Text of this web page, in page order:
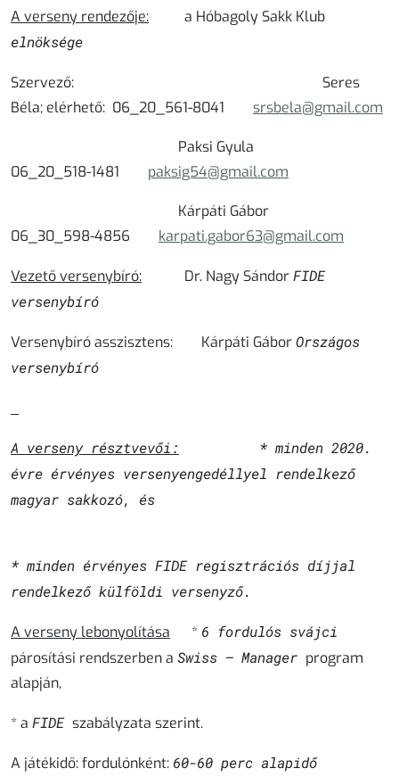
A verseny rendezője:
a Hóbagoly Sakk Klub
elnöksége
Szervező:
Seres
Béla; elérhető: 06_20_561-8041 srsbela@gmail.com
Paksi Gyula
06_20_518-1481 paksig54@gmail.com
Kárpáti Gábor
06_30_598-4856 karpati.gabor63@gmail.com
Vezető versenybíró: Dr. Nagy Sándor FIDE
versenybíró
Versenybíró asszisztens: Kárpáti GáborOrszágos
versenybíró
A verseny résztvevői: * minden 2020.
évre érvényes versenyengedéllyel rendelkező
magyar sakkozó, és
* minden érvényes FIDE regisztrációs díjjal
rendelkező külföldi versenyző.
A verseny lebonyolítása * 6 fordulós svájci
párosítási rendszerben a Swiss – Manager program
alapján,
* a FIDE szabályzata szerint.
A játékidő:fordulónként: 60-60 perc alapidő